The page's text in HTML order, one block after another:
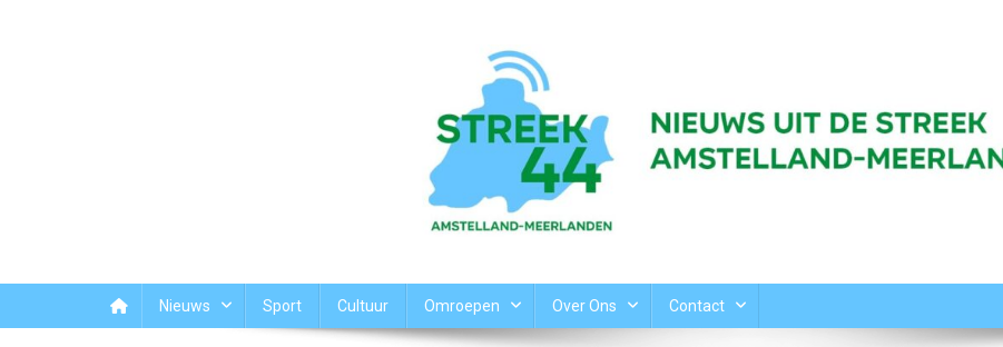
Nieuws Sport Cultuur Omroepen Over Ons Contact